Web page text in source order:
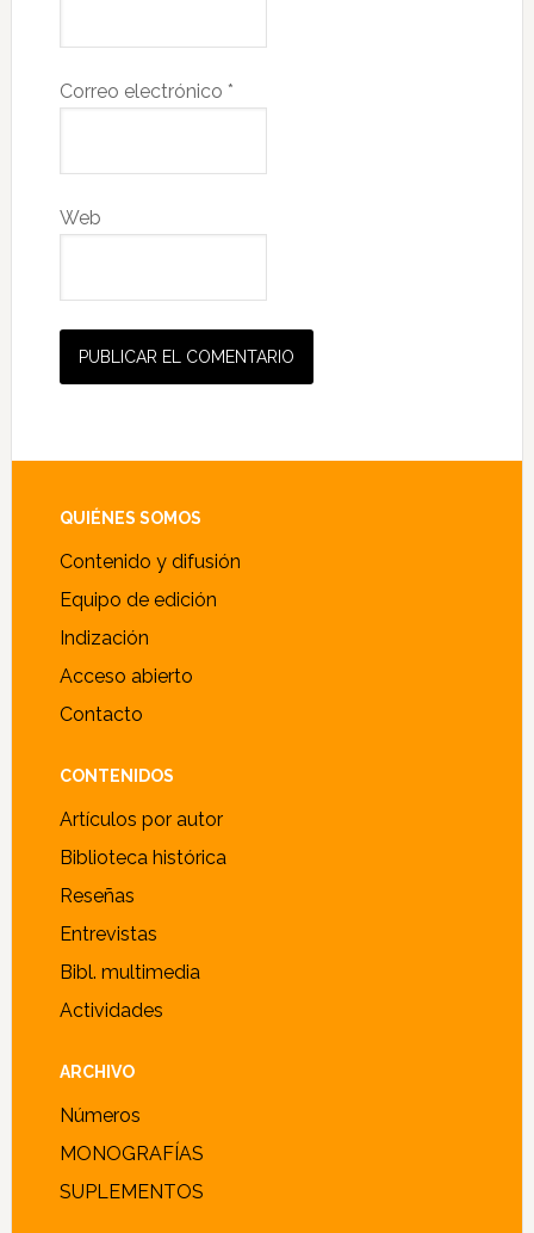
Correo electrónico *
Web
Footer
QUIÉNES SOMOS
Contenido y difusión
Equipo de edición
Indización
Acceso abierto
Contacto
CONTENIDOS
Artículos por autor
Biblioteca histórica
Reseñas
Entrevistas
Bibl. multimedia
Actividades
ARCHIVO
Números
MONOGRAFÍAS
SUPLEMENTOS